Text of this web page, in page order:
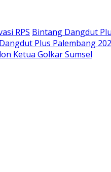
RPS Bintang Dangdut
Plus Palembang
Ketua Golkar Sumsel